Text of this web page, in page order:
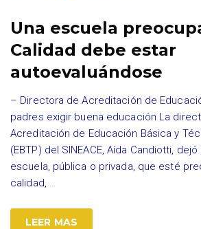
Una escuela
Calidad debe estar
autoevaluándose
– Directora de Acreditación de
padres exigir buena educación La
Acreditación de Educación Básica y
(EBTP) del SINEACE, Aída Candiotti,
escuela, pública o privada, que esté
calidad, …
LEER MAS